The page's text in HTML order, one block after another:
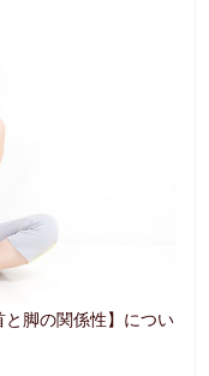
脚の関係性】につい